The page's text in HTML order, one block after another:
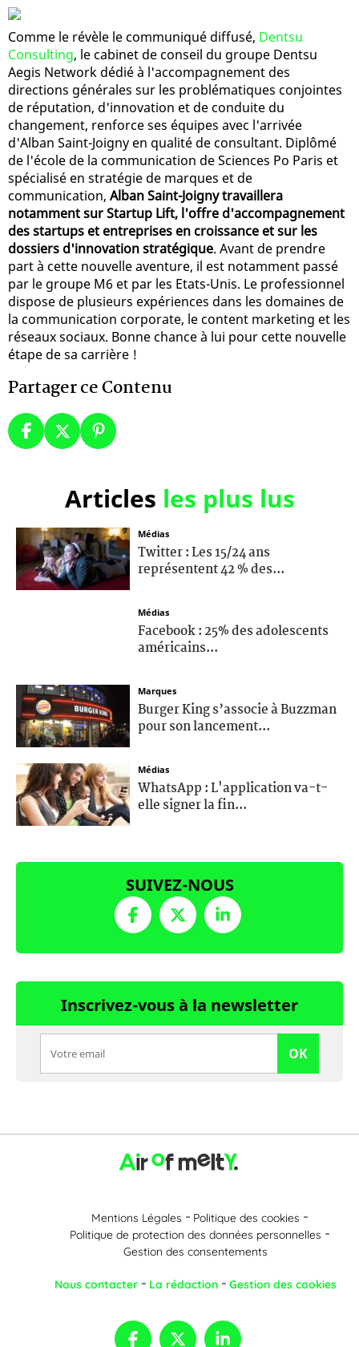
Comme le révèle le communiqué diffusé, Dentsu
Consulting, le cabinet de conseil du groupe Dentsu
Aegis Network dédié à l'accompagnement des
directions générales sur les problématiques conjointes
de réputation, d'innovation et de conduite du
changement, renforce ses équipes avec l'arrivée
d'Alban Saint-Joigny en qualité de consultant. Diplômé
de l'école de la communication de Sciences Po Paris et
spécialisé en stratégie de marques et de
communication, Alban Saint-Joigny travaillera
notamment sur Startup Lift, l'offre d'accompagnement
des startups et entreprises en croissance et sur les
dossiers d'innovation stratégique. Avant de prendre
part à cette nouvelle aventure, il est notamment passé
par le groupe M6 et par les Etats-Unis. Le professionnel
dispose de plusieurs expériences dans les domaines de
la communication corporate, le content marketing et les
réseaux sociaux. Bonne chance à lui pour cette nouvelle
étape de sa carrière !
Partager ce Contenu
Articles les plus lus
Médias
Twitter : Les 15/24 ans
représentent 42 % des...
Médias
Facebook : 25% des adolescents
américains...
Marques
Burger King s’associe à Buzzman
pour son lancement...
Médias
WhatsApp : L'application va-t-
elle signer la fin...
SUIVEZ-NOUS
Inscrivez-vous à la newsletter
OK
Mentions Légales
Politique des cookies
Politique de protection des données personnelles
Gestion des consentements
Nous contacter La rédaction Gestion des cookies